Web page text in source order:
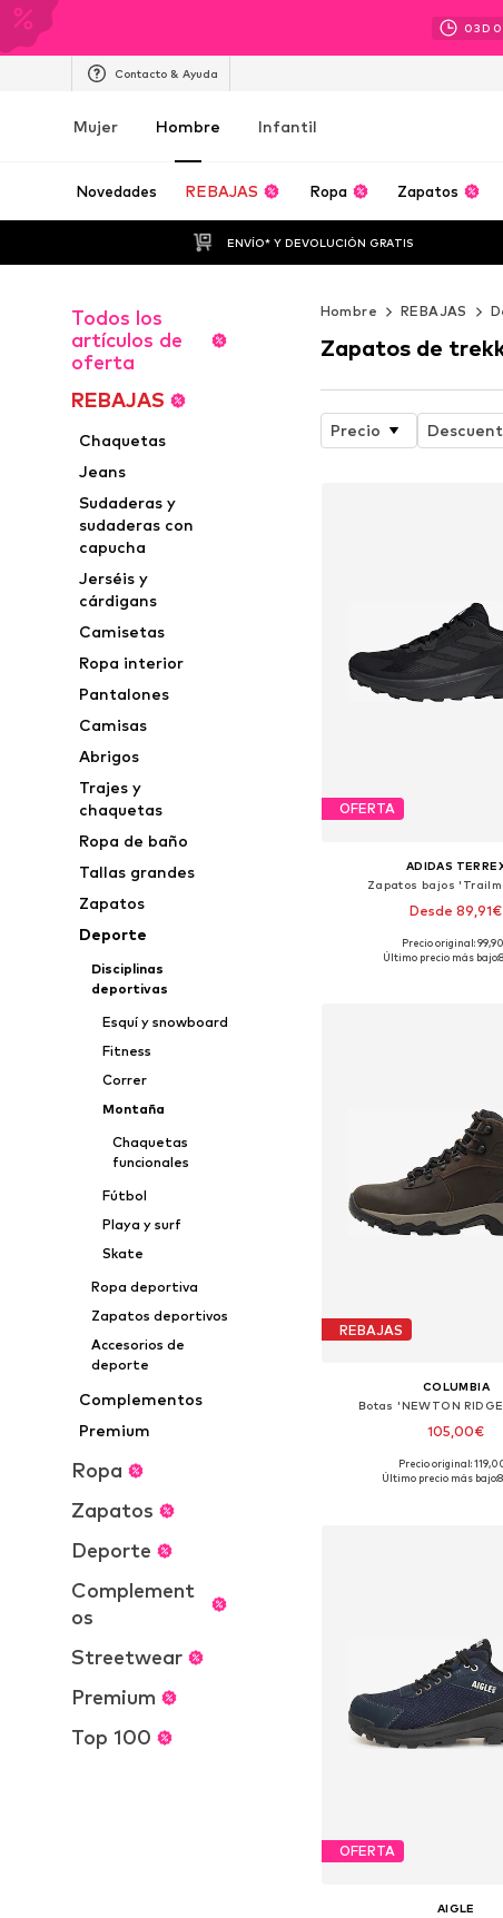
03D
Contacto & Ayuda
Mujer Hombre Infantil
Novedades REBAJAS Ropa Zapatos
ENVÍO* Y DEVOLUCIÓN GRATIS
Todos los
artículos de
oferta
REBAJAS
Chaquetas
Jeans
Sudaderas y
sudaderas con
capucha
Jerséis y
cárdigans
Camisetas
Ropa interior
Pantalones
Camisas
Abrigos
Trajes y
chaquetas
Ropa de baño
Tallas grandes
Zapatos
Deporte
Disciplinas
deportivas
Esquí y snowboard
Fitness
Correr
Montaña
Chaquetas
funcionales
Fútbol
Playa y surf
Skate
Ropa deportiva
Zapatos deportivos
Accesorios de
deporte
Complementos
Premium
Ropa
Zapatos
Deporte
Complement
os
Streetwear
Premium
Top 100
Hombre REBAJAS
Zapatos de
Precio
OFERTA
ADIDAS
Zapatos bajos
Desde 89,91€
Disponible en muchas
Precio original:
Último precio más bajo:
REBAJAS
COLUMBIA
Botas 'NEWTON
105,00€
Disponible en muchas
Precio original:
Último precio más bajo:
OFERTA
AIGLE